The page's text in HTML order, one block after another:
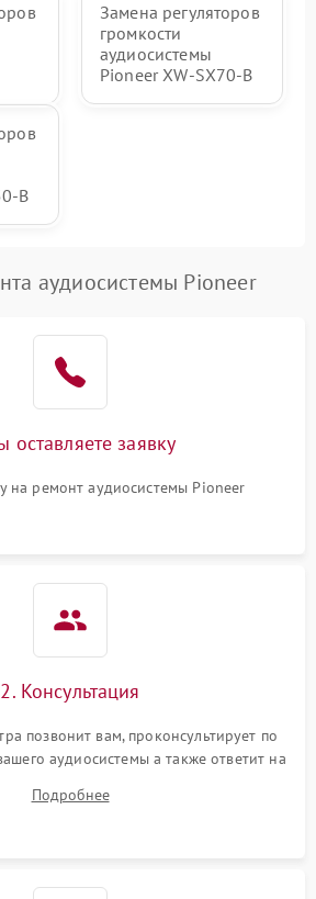
Замена регуляторов
громкости
аудиосистемы
Pioneer XW-SX70-B
B
аудиосистемы Pioneer
оставляете заявку
на ремонт аудиосистемы Pioneer
2. Консультация
позвонит вам, проконсультирует по
аудиосистемы а также ответит на
Подробнее